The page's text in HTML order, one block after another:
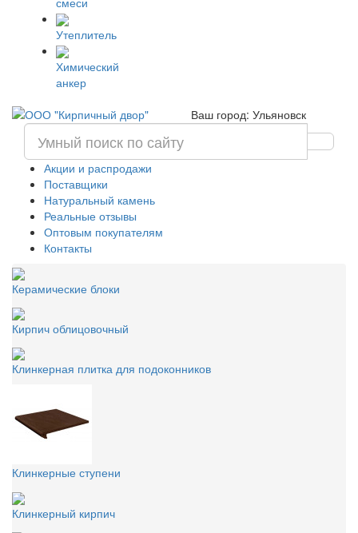
Утеплитель
Химический
анкер
Ваш город: Ульяновск
Акции и распродажи
Поставщики
Натуральный камень
Реальные отзывы
Оптовым покупателям
Контакты
Керамические блоки
Кирпич облицовочный
Клинкерная плитка для подоконников
Клинкерные ступени
Клинкерный кирпич